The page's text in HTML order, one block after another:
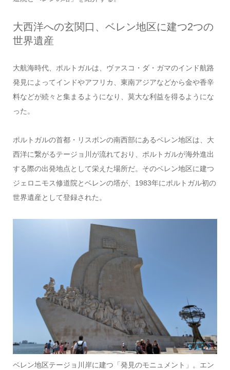
大西洋への玄関口、ベレン地区に建つ2つの
世界遺産
大航海時代、ポルトガルは、ヴァスコ・ダ・ガマのインド航路
発見によってインドやアフリカ、東南アジアなどから金や香辛
料などが続々と集まるようになり、莫大な利益を得るようにな
った。
ポルトガルの首都・リスボンの南西部にあるベレン地区は、大
西洋に繋がるテージョ川が流れており、ポルトガルが海外進出
する際の出発地点として栄えた場所だ。そのベレン地区に建つ
ジェロニモス修道院とベレンの塔が、1983年にポルトガル初の
世界遺産として登録された。
ベレン地区テージョ川岸に建つ「発見のモニュメント」。エン